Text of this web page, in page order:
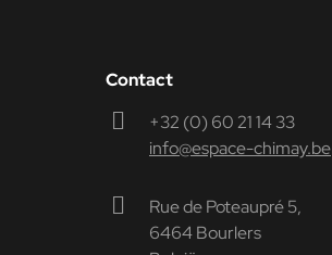
Contact
+32 (0) 60 21 14 33
info@espace-chimay.be
Rue de Poteaupré 5,
6464 Bourlers